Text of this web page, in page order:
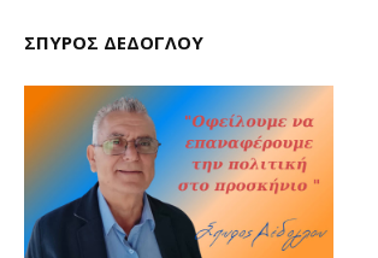
ΣΠΥΡΟΣ ΔΕΔΟΓΛΟΥ